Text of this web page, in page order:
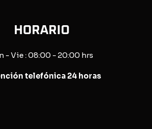
HORARIO
- Vie : 08:00 - 20:00 hrs
telefónica 24 horas